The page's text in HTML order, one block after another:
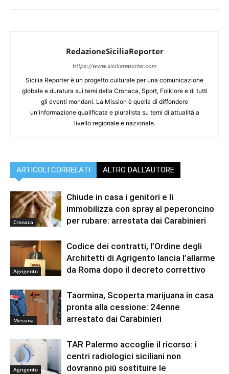
RedazioneSiciliaReporter
https://www.siciliareporter.com
Sicilia Reporter è un progetto culturale per una comunicazione
globale e duratura sui temi della Cronaca, Sport, Folklore e di tutti
gli eventi mondani. La Mission è quella di diffondere
un'informazione qualificata e pluralista su temi di attualità a
livello regionale e nazionale.
ARTICOLI CORRELATI ALTRO DALL'AUTORE
Cronaca
Chiude in casa i genitori e li
immobilizza con spray al peperoncino
per rubare: arrestata dai Carabinieri
Agrigento
Codice dei contratti, l’Ordine degli
Architetti di Agrigento lancia l’allarme
da Roma dopo il decreto correttivo
Messina
Taormina, Scoperta marijuana in casa
pronta alla cessione: 24enne
arrestato dai Carabinieri
Agrigento
TAR Palermo accoglie il ricorso: i
centri radiologici siciliani non
dovranno più sostituire le